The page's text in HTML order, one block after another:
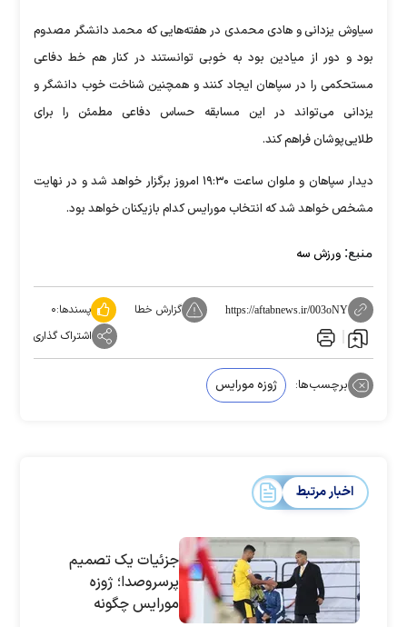
سیاوش یزدانی و هادی محمدی در هفته‌هایی که محمد دانشگر مصدوم
بود و دور از میادین بود به خوبی توانستند در کنار هم خط دفاعی
مستحکمی را در سپاهان ایجاد کنند و همچنین شناخت خوب دانشگر و
یزدانی می‌تواند در این مسابقه حساس دفاعی مطمئن را برای
طلایی‌پوشان فراهم کند.
دیدار سپاهان و ملوان ساعت ۱۹:۳۰ امروز برگزار خواهد شد و در نهایت
مشخص خواهد شد که انتخاب مورایس کدام بازیکنان خواهد بود.
منبع: ورزش سه
https://aftabnews.ir/003oNY گزارش خطا پسندها:۰
اشتراک گذاری
برچسب‌ها: ژوزه مورایس
اخبار مرتبط
جزئیات یک تصمیم
پرسروصدا؛ ژوزه
مورایس چگونه